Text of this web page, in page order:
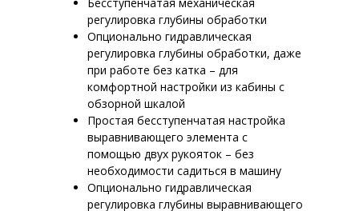
регулировка глубины обработки
Опционально гидравлическая
регулировка глубины обработки, даже
при работе без катка – для
комфортной настройки из кабины с
обзорной шкалой
Простая бесступенчатая настройка
выравнивающего элемента с
помощью двух рукояток – без
необходимости садиться в машину
Опционально гидравлическая
регулировка глубины выравнивающего